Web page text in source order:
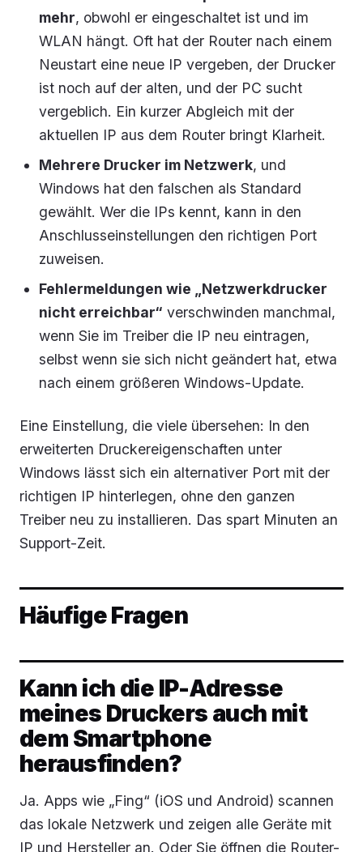
mehr, obwohl er eingeschaltet ist und im
WLAN hängt. Oft hat der Router nach einem
Neustart eine neue IP vergeben, der Drucker
ist noch auf der alten, und der PC sucht
vergeblich. Ein kurzer Abgleich mit der
aktuellen IP aus dem Router bringt Klarheit.
Mehrere Drucker im Netzwerk, und
Windows hat den falschen als Standard
gewählt. Wer die IPs kennt, kann in den
Anschlusseinstellungen den richtigen Port
zuweisen.
Fehlermeldungen wie „Netzwerkdrucker
nicht erreichbar“ verschwinden manchmal,
wenn Sie im Treiber die IP neu eintragen,
selbst wenn sie sich nicht geändert hat, etwa
nach einem größeren Windows-Update.
Eine Einstellung, die viele übersehen: In den
erweiterten Druckereigenschaften unter
Windows lässt sich ein alternativer Port mit der
richtigen IP hinterlegen, ohne den ganzen
Treiber neu zu installieren. Das spart Minuten an
Support-Zeit.
Häufige Fragen
Kann ich die IP-Adresse
meines Druckers auch mit
dem Smartphone
herausfinden?
Ja. Apps wie „Fing“ (iOS und Android) scannen
das lokale Netzwerk und zeigen alle Geräte mit
IP und Hersteller an. Oder Sie öffnen die Router-